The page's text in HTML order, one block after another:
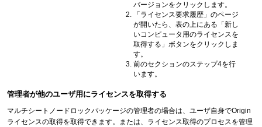
バージョンをクリックします。
「ライセンス要求履歴」のページ
が開いたら、表の上にある「新し
いコンピュータ用のライセンスを
取得する」ボタンをクリックしま
す。
前のセクションのステップ4を行
います。
管理者が他のユーザ用にライセンスを取得する
マルチシートノードロックパッケージの管理者の場合は、ユーザ自身でOrigin
ライセンスの取得を取得できます。または、ライセンス取得のプロセスを管理